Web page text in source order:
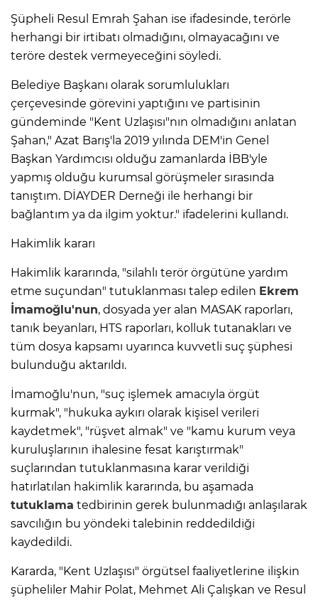
Şüpheli Resul Emrah Şahan ise ifadesinde, terörle
herhangi bir irtibatı olmadığını, olmayacağını ve
teröre destek vermeyeceğini söyledi.
Belediye Başkanı olarak sorumlulukları
çerçevesinde görevini yaptığını ve partisinin
gündeminde "Kent Uzlaşısı"nın olmadığını anlatan
Şahan," Azat Barış'la 2019 yılında DEM'in Genel
Başkan Yardımcısı olduğu zamanlarda İBB'yle
yapmış olduğu kurumsal görüşmeler sırasında
tanıştım. DİAYDER Derneği ile herhangi bir
bağlantım ya da ilgim yoktur." ifadelerini kullandı.
Hakimlik kararı
Hakimlik kararında, "silahlı terör örgütüne yardım
etme suçundan" tutuklanması talep edilen Ekrem
İmamoğlu'nun, dosyada yer alan MASAK raporları,
tanık beyanları, HTS raporları, kolluk tutanakları ve
tüm dosya kapsamı uyarınca kuvvetli suç şüphesi
bulunduğu aktarıldı.
İmamoğlu'nun, "suç işlemek amacıyla örgüt
kurmak", "hukuka aykırı olarak kişisel verileri
kaydetmek", "rüşvet almak" ve "kamu kurum veya
kuruluşlarının ihalesine fesat karıştırmak"
suçlarından tutuklanmasına karar verildiği
hatırlatılan hakimlik kararında, bu aşamada
tutuklama tedbirinin gerek bulunmadığı anlaşılarak
savcılığın bu yöndeki talebinin reddedildiği
kaydedildi.
Kararda, "Kent Uzlaşısı" örgütsel faaliyetlerine ilişkin
şüpheliler Mahir Polat, Mehmet Ali Çalışkan ve Resul